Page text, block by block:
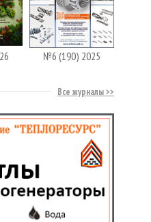
№6 (190) 2025
Все журналы